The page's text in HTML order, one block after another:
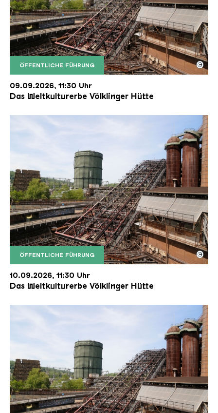
ÖFFENTLICHE FÜHRUNG
Der Erzschrägaufzug der Völklinger Hütte mit
Copyright: Weltkulturerbe Völklinger Hütte | Karl
©
09.09.2026, 11:30 Uhr
Das Weltkulturerbe Völklinger Hütte
ÖFFENTLICHE FÜHRUNG
Der Erzschrägaufzug der Völklinger Hütte mit
Copyright: Weltkulturerbe Völklinger Hütte | Karl
©
10.09.2026, 11:30 Uhr
Das Weltkulturerbe Völklinger Hütte